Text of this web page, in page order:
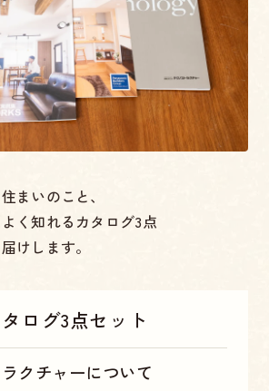
まいのこと、
く知れるカタログ3点
けします。
ログ3点セット
クチャーについて